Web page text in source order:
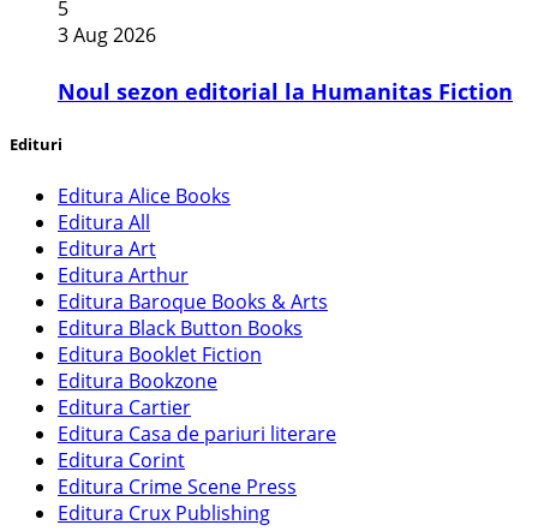
5
3 Aug 2026
​Noul sezon editorial la Humanitas Fiction
Edituri
Editura Alice Books
Editura All
Editura Art
Editura Arthur
Editura Baroque Books & Arts
Editura Black Button Books
Editura Booklet Fiction
Editura Bookzone
Editura Cartier
Editura Casa de pariuri literare
Editura Corint
Editura Crime Scene Press
Editura Crux Publishing